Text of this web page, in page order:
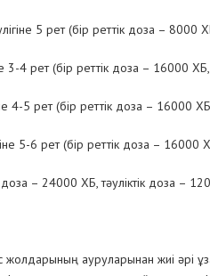
5 рет (бір реттік доза – 8000
4 рет (бір реттік доза – 16000
4-5 рет (бір реттік доза – 16000
5-6 рет (бір реттік доза – 16000
– 24000 ХБ, тәуліктік доза –
ауруларынан жиі әрі